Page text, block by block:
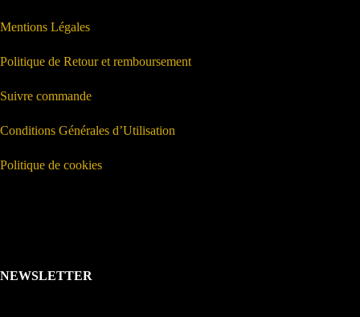
Mentions Légales
Politique de Retour et remboursement
Suivre commande
Conditions Générales d’Utilisation
Politique de cookies
NEWSLETTER